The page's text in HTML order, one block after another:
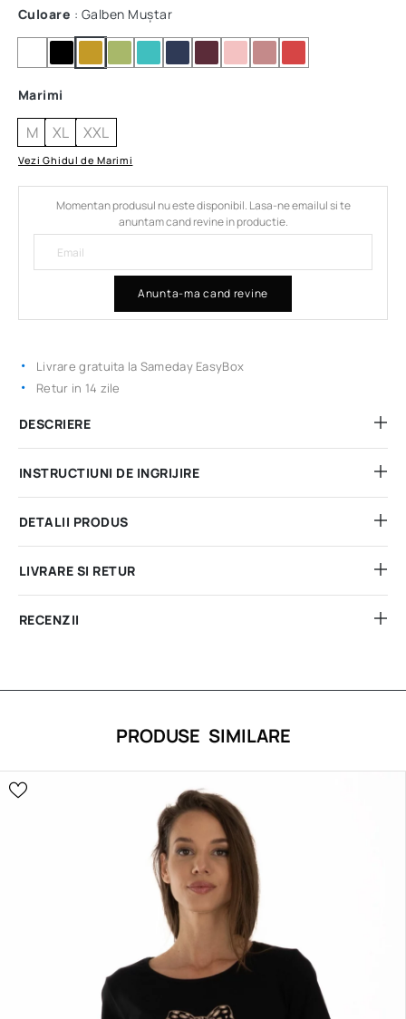
Culoare : Galben Muștar
Marimi
M XL XXL
Vezi Ghidul de Marimi
Momentan produsul nu este disponibil. Lasa-ne emailul si te
anuntam cand revine in productie.
Anunta-ma cand revine
Livrare gratuita la Sameday EasyBox
Retur in 14 zile
DESCRIERE
INSTRUCTIUNI DE INGRIJIRE
DETALII PRODUS
LIVRARE SI RETUR
RECENZII
PRODUSE SIMILARE